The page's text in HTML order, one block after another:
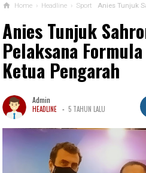
Home › Headline › Sport Anies Tunjuk Sahroni
Anies Tunjuk
Pelaksana
Ketua Pengarah
Admin
HEADLINE - 5 TAHUN LALU